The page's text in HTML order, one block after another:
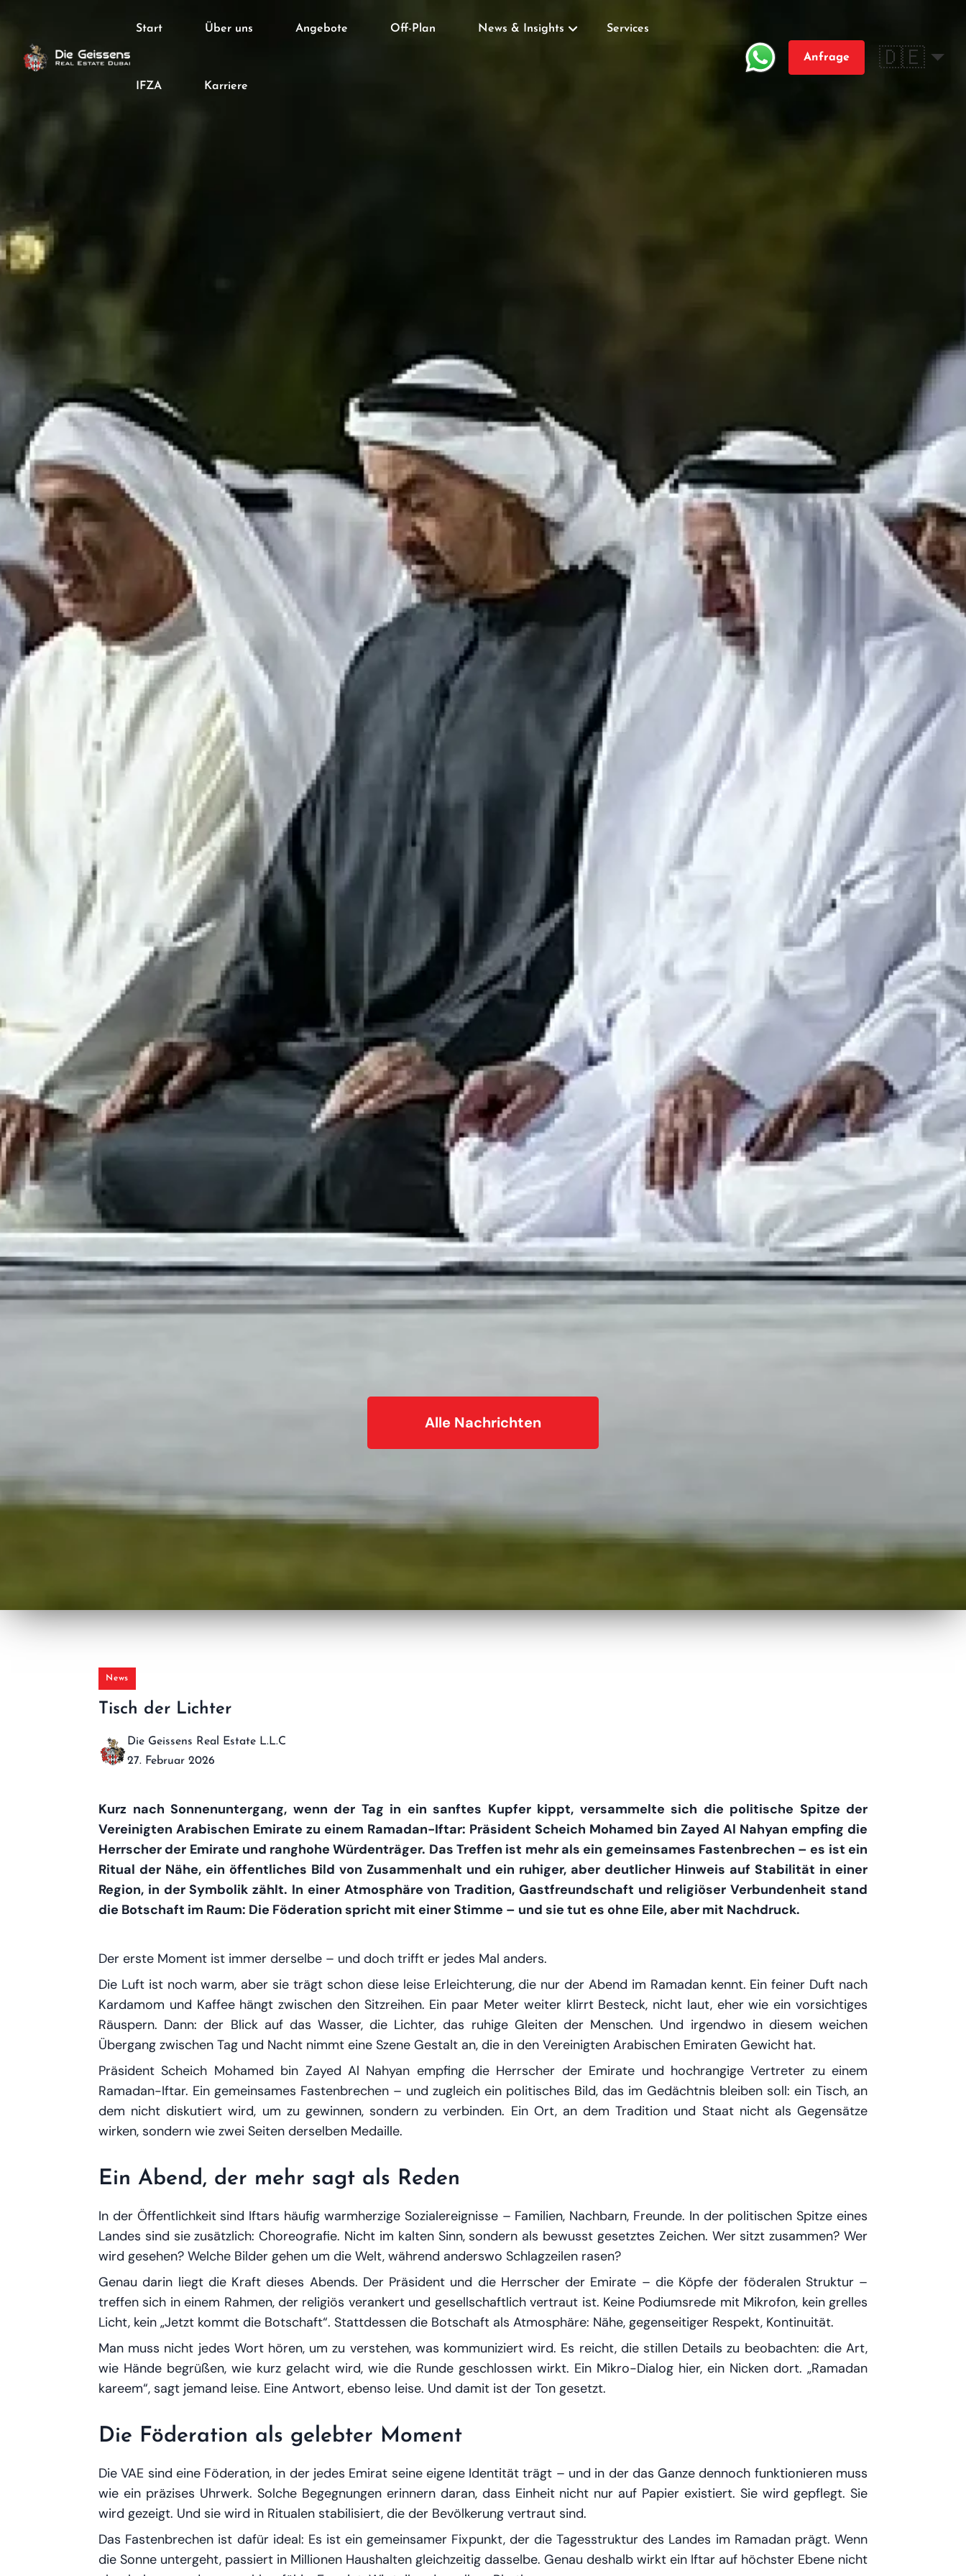
Start Über uns Angebote Off-Plan News & Insights Services
IFZA Karriere
Anfrage 🇩🇪
Alle Nachrichten
News
Tisch der Lichter
Die Geissens Real Estate L.L.C
27. Februar 2026
Kurz nach Sonnenuntergang, wenn der Tag in ein sanftes Kupfer kippt, versammelte sich die politische Spitze der
Vereinigten Arabischen Emirate zu einem Ramadan-Iftar: Präsident Scheich Mohamed bin Zayed Al Nahyan empfing die
Herrscher der Emirate und ranghohe Würdenträger. Das Treffen ist mehr als ein gemeinsames Fastenbrechen – es ist ein
Ritual der Nähe, ein öffentliches Bild von Zusammenhalt und ein ruhiger, aber deutlicher Hinweis auf Stabilität in einer
Region, in der Symbolik zählt. In einer Atmosphäre von Tradition, Gastfreundschaft und religiöser Verbundenheit stand
die Botschaft im Raum: Die Föderation spricht mit einer Stimme – und sie tut es ohne Eile, aber mit Nachdruck.
Der erste Moment ist immer derselbe – und doch trifft er jedes Mal anders.
Die Luft ist noch warm, aber sie trägt schon diese leise Erleichterung, die nur der Abend im Ramadan kennt. Ein feiner Duft nach
Kardamom und Kaffee hängt zwischen den Sitzreihen. Ein paar Meter weiter klirrt Besteck, nicht laut, eher wie ein vorsichtiges
Räuspern. Dann: der Blick auf das Wasser, die Lichter, das ruhige Gleiten der Menschen. Und irgendwo in diesem weichen
Übergang zwischen Tag und Nacht nimmt eine Szene Gestalt an, die in den Vereinigten Arabischen Emiraten Gewicht hat.
Präsident Scheich Mohamed bin Zayed Al Nahyan empfing die Herrscher der Emirate und hochrangige Vertreter zu einem
Ramadan-Iftar. Ein gemeinsames Fastenbrechen – und zugleich ein politisches Bild, das im Gedächtnis bleiben soll: ein Tisch, an
dem nicht diskutiert wird, um zu gewinnen, sondern zu verbinden. Ein Ort, an dem Tradition und Staat nicht als Gegensätze
wirken, sondern wie zwei Seiten derselben Medaille.
Ein Abend, der mehr sagt als Reden
In der Öffentlichkeit sind Iftars häufig warmherzige Sozialereignisse – Familien, Nachbarn, Freunde. In der politischen Spitze eines
Landes sind sie zusätzlich: Choreografie. Nicht im kalten Sinn, sondern als bewusst gesetztes Zeichen. Wer sitzt zusammen? Wer
wird gesehen? Welche Bilder gehen um die Welt, während anderswo Schlagzeilen rasen?
Genau darin liegt die Kraft dieses Abends. Der Präsident und die Herrscher der Emirate – die Köpfe der föderalen Struktur –
treffen sich in einem Rahmen, der religiös verankert und gesellschaftlich vertraut ist. Keine Podiumsrede mit Mikrofon, kein grelles
Licht, kein „Jetzt kommt die Botschaft“. Stattdessen die Botschaft als Atmosphäre: Nähe, gegenseitiger Respekt, Kontinuität.
Man muss nicht jedes Wort hören, um zu verstehen, was kommuniziert wird. Es reicht, die stillen Details zu beobachten: die Art,
wie Hände begrüßen, wie kurz gelacht wird, wie die Runde geschlossen wirkt. Ein Mikro-Dialog hier, ein Nicken dort. „Ramadan
kareem“, sagt jemand leise. Eine Antwort, ebenso leise. Und damit ist der Ton gesetzt.
Die Föderation als gelebter Moment
Die VAE sind eine Föderation, in der jedes Emirat seine eigene Identität trägt – und in der das Ganze dennoch funktionieren muss
wie ein präzises Uhrwerk. Solche Begegnungen erinnern daran, dass Einheit nicht nur auf Papier existiert. Sie wird gepflegt. Sie
wird gezeigt. Und sie wird in Ritualen stabilisiert, die der Bevölkerung vertraut sind.
Das Fastenbrechen ist dafür ideal: Es ist ein gemeinsamer Fixpunkt, der die Tagesstruktur des Landes im Ramadan prägt. Wenn
die Sonne untergeht, passiert in Millionen Haushalten gleichzeitig dasselbe. Genau deshalb wirkt ein Iftar auf höchster Ebene nicht